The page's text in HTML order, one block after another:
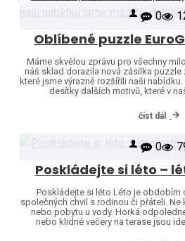
0
Máme skvělou zprávu pro všechny
náš sklad dorazila nová zásilka puzzle
které jsme výrazně rozšířili naši
desítky dalších motivů, které v
číst dál
0
Poskládejte si léto –
Poskládejte si léto Léto je obdobím
společných chvil s rodinou či přáteli. Ne
nebo pobytu u vody. Horká
nebo klidné večery na terase jsou